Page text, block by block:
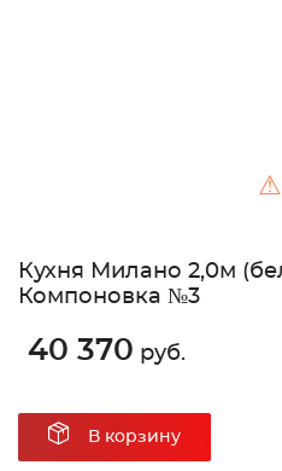
⚠
Кухня Милано 2,0м
Компоновка №3
40 370 руб.
В корзину